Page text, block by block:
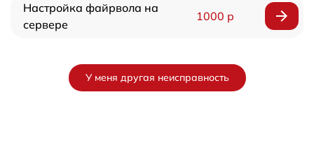
Настройка файрвола на
сервере
1000 р
У меня другая неисправность